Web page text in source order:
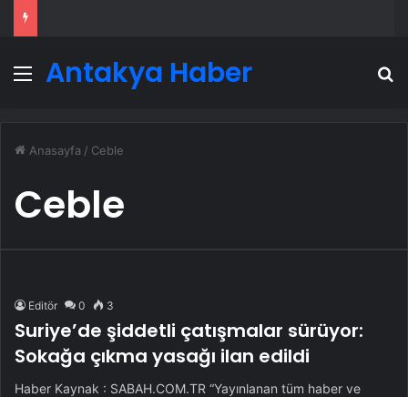
Menü
Antakya Haber
Anasayfa / Ceble
Ceble
Editör 0 3
Suriye’de şiddetli çatışmalar sürüyor:
Sokağa çıkma yasağı ilan edildi
Haber Kaynak : SABAH.COM.TR “Yayınlanan tüm haber ve